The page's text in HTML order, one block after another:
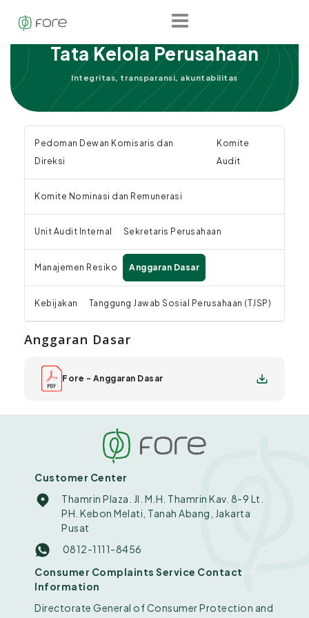
Tata Kelola Perusahaan
Integritas, transparansi, akuntabilitas
Pedoman Dewan Komisaris dan
Direksi
Komite
Audit
Komite Nominasi dan Remunerasi
Unit Audit Internal Sekretaris Perusahaan
Manajemen Resiko Anggaran Dasar
Kebijakan Tanggung Jawab Sosial Perusahaan (TJSP)
Anggaran Dasar
Fore - Anggaran Dasar
Customer Center
Thamrin Plaza. Jl. M.H. Thamrin Kav. 8-9 Lt.
PH. Kebon Melati, Tanah Abang, Jakarta
Pusat
0812-1111-8456
Consumer Complaints Service Contact
Information
Directorate General of Consumer Protection and